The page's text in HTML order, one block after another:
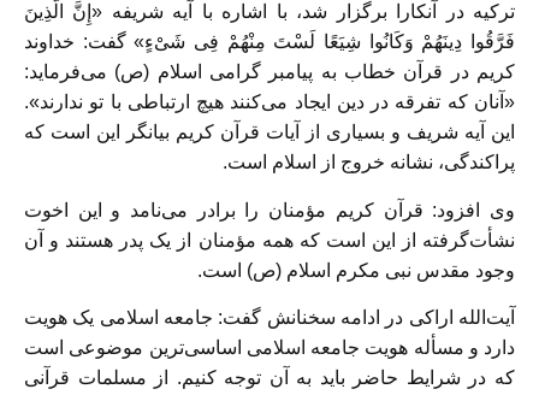
ترکیه در آنکارا برگزار شد، با اشاره با آیه شریفه «إِنَّ الَّذِینَ
فَرَّقُوا دِینَهُمْ وَکَانُوا شِیَعًا لَسْتَ مِنْهُمْ فِی شَیْءٍ» گفت: خداوند
کریم در قرآن خطاب به پیامبر گرامی اسلام (ص) می‌فرماید:
«آنان که تفرقه در دین ایجاد می‌کنند هیچ ارتباطی با تو ندارند».
این آیه شریف و بسیاری از آیات قرآن کریم بیانگر این است که
پراکندگی، نشانه خروج از اسلام است.
وی افزود: قرآن کریم مؤمنان را برادر می‌نامد و این اخوت
نشأت‌گرفته از این است که همه مؤمنان از یک پدر هستند و آن
وجود مقدس نبی مکرم اسلام (ص) است.
آیت‌الله اراکی در ادامه سخنانش گفت: جامعه اسلامی یک هویت
دارد و مسأله هویت جامعه اسلامی اساسی‌ترین موضوعی است
که در شرایط حاضر باید به آن توجه کنیم. از مسلمات قرآنی